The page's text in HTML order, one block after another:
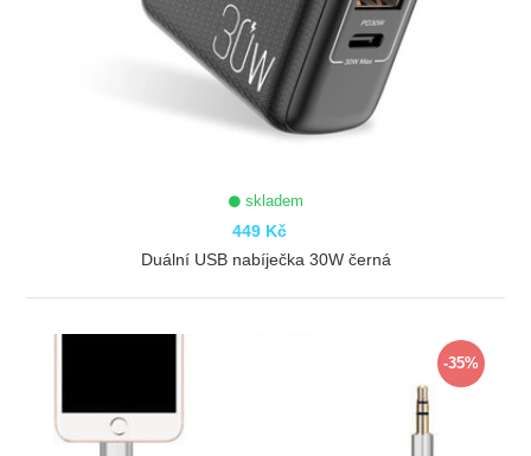
skladem
449 Kč
Duální USB nabíječka 30W černá
-35%